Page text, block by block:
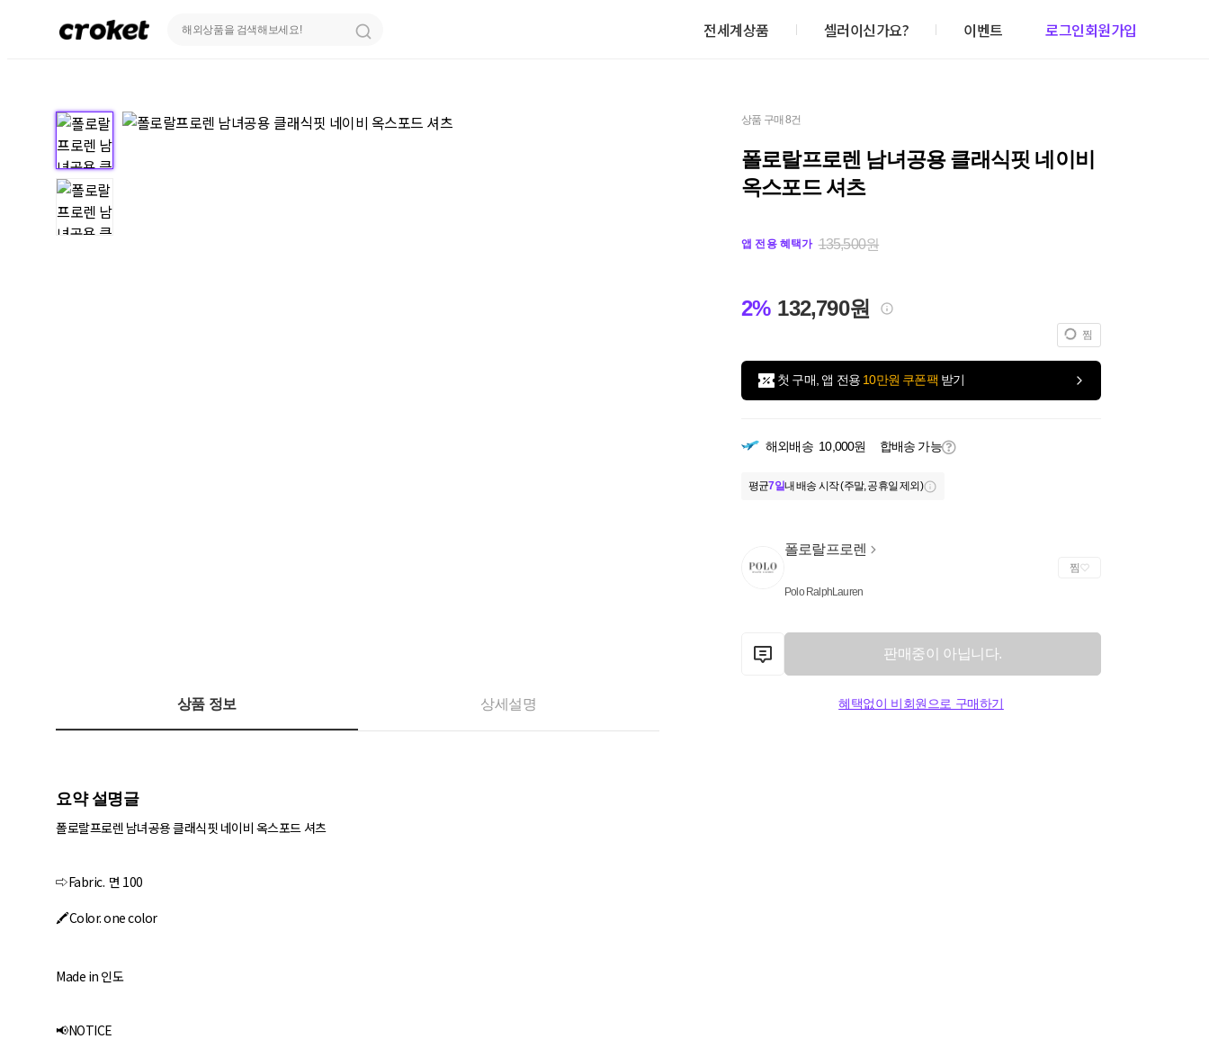
전세계상품 셀러이신가요? 이벤트 로그인회원가입
상품 구매 8건
폴로랄프로렌 남녀공용 클래식핏 네이비
옥스포드 셔츠
앱 전용 혜택가 135,500원
2% 132,790원
찜
첫 구매, 앱 전용 10만원 쿠폰팩 받기
해외배송 10,000원 합배송 가능
평균7일내 배송 시작 (주말, 공휴일 제외)
폴로랄프로렌
Polo RalphLauren
찜
판매중이 아닙니다.
혜택없이 비회원으로 구매하기
상품 정보 상세설명
요약 설명글
폴로랄프로렌 남녀공용 클래식핏 네이비 옥스포드 셔츠
⇨Fabric. 면 100
🖍Color. one color
Made in 인도
📢NOTICE